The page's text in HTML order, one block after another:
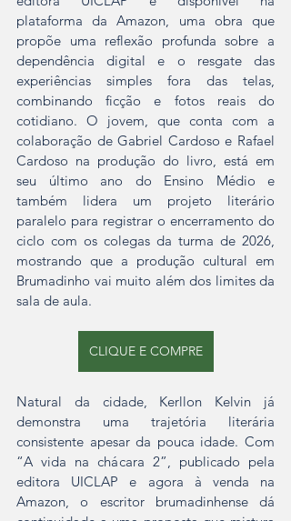
plataforma da Amazon, uma obra que
propõe uma reflexão profunda sobre a
dependência digital e o resgate das
experiências simples fora das telas,
combinando ficção e fotos reais do
cotidiano. O jovem, que conta com a
colaboração de Gabriel Cardoso e Rafael
Cardoso na produção do livro, está em
seu último ano do Ensino Médio e
também lidera um projeto literário
paralelo para registrar o encerramento do
ciclo com os colegas da turma de 2026,
mostrando que a produção cultural em
Brumadinho vai muito além dos limites da
sala de aula.
CLIQUE E COMPRE
Natural da cidade, Kerllon Kelvin já
demonstra uma trajetória literária
consistente apesar da pouca idade. Com
“A vida na chácara 2”, publicado pela
editora UICLAP e agora à venda na
Amazon, o escritor brumadinhense dá